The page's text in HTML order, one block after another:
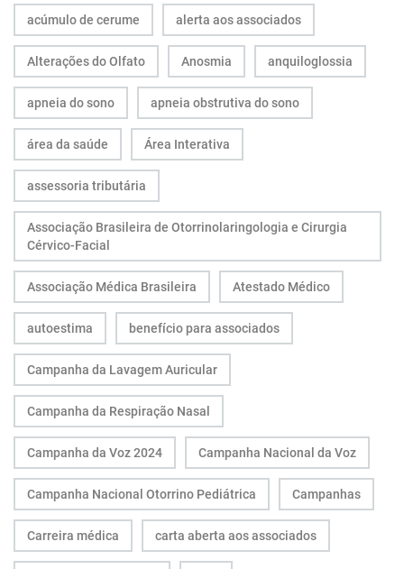
acúmulo de cerume alerta aos associados
Alterações do Olfato Anosmia anquiloglossia
apneia do sono apneia obstrutiva do sono
área da saúde Área Interativa
assessoria tributária
Associação Brasileira de Otorrinolaringologia e Cirurgia
Cérvico-Facial
Associação Médica Brasileira Atestado Médico
autoestima benefício para associados
Campanha da Lavagem Auricular
Campanha da Respiração Nasal
Campanha da Voz 2024 Campanha Nacional da Voz
Campanha Nacional Otorrino Pediátrica Campanhas
Carreira médica carta aberta aos associados